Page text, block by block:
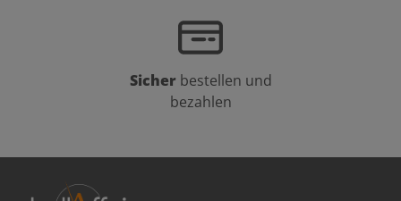
Sicher bestellen und
bezahlen